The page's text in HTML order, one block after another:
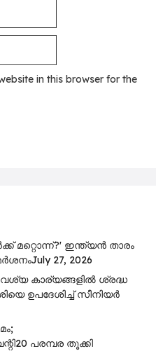
in this browser for the
മറ്റൊന്ന്?' ഇന്ത്യൻ താരം
July 27, 2026
കാര്യങ്ങളിൽ ശ്രദ്ധ
ഉപദേശിച്ച് സീനിയർ
പരമ്പര തൂക്കി